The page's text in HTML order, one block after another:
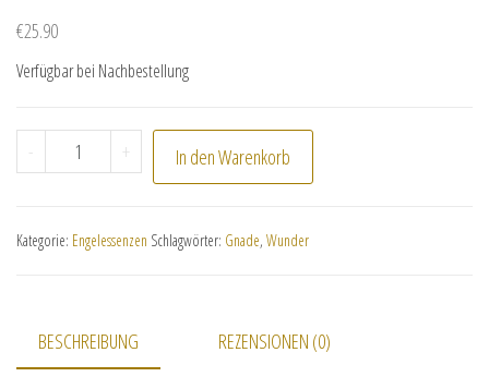
€25.90
Verfügbar bei Nachbestellung
- No. 39 "Engel für Gnade" Menge
+ In den Warenkorb
Kategorie: Engelessenzen Schlagwörter: Gnade, Wunder
BESCHREIBUNG REZENSIONEN (0)